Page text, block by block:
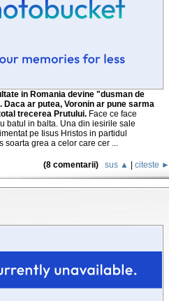
in Romania devine "dusman de
ar putea, Voronin ar pune sarma
trecerea Prutului.Face ce face
batul in balta. Una din iesirile sale
pe Iisus Hristos in partidul
grea a celor care cer ...
(8 comentarii) sus ▲ citeste ►